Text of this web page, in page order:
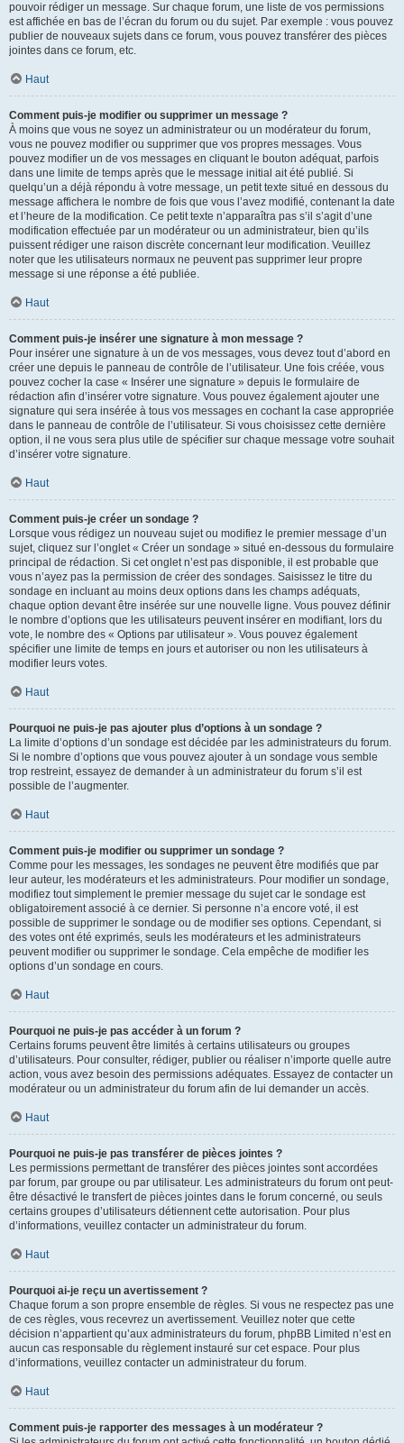
pouvoir rédiger un message. Sur chaque forum, une liste de vos permissions
est affichée en bas de l’écran du forum ou du sujet. Par exemple : vous pouvez
publier de nouveaux sujets dans ce forum, vous pouvez transférer des pièces
jointes dans ce forum, etc.
Haut
Comment puis-je modifier ou supprimer un message ?
À moins que vous ne soyez un administrateur ou un modérateur du forum,
vous ne pouvez modifier ou supprimer que vos propres messages. Vous
pouvez modifier un de vos messages en cliquant le bouton adéquat, parfois
dans une limite de temps après que le message initial ait été publié. Si
quelqu’un a déjà répondu à votre message, un petit texte situé en dessous du
message affichera le nombre de fois que vous l’avez modifié, contenant la date
et l’heure de la modification. Ce petit texte n’apparaîtra pas s’il s’agit d’une
modification effectuée par un modérateur ou un administrateur, bien qu’ils
puissent rédiger une raison discrète concernant leur modification. Veuillez
noter que les utilisateurs normaux ne peuvent pas supprimer leur propre
message si une réponse a été publiée.
Haut
Comment puis-je insérer une signature à mon message ?
Pour insérer une signature à un de vos messages, vous devez tout d’abord en
créer une depuis le panneau de contrôle de l’utilisateur. Une fois créée, vous
pouvez cocher la case « Insérer une signature » depuis le formulaire de
rédaction afin d’insérer votre signature. Vous pouvez également ajouter une
signature qui sera insérée à tous vos messages en cochant la case appropriée
dans le panneau de contrôle de l’utilisateur. Si vous choisissez cette dernière
option, il ne vous sera plus utile de spécifier sur chaque message votre souhait
d’insérer votre signature.
Haut
Comment puis-je créer un sondage ?
Lorsque vous rédigez un nouveau sujet ou modifiez le premier message d’un
sujet, cliquez sur l’onglet « Créer un sondage » situé en-dessous du formulaire
principal de rédaction. Si cet onglet n’est pas disponible, il est probable que
vous n’ayez pas la permission de créer des sondages. Saisissez le titre du
sondage en incluant au moins deux options dans les champs adéquats,
chaque option devant être insérée sur une nouvelle ligne. Vous pouvez définir
le nombre d’options que les utilisateurs peuvent insérer en modifiant, lors du
vote, le nombre des « Options par utilisateur ». Vous pouvez également
spécifier une limite de temps en jours et autoriser ou non les utilisateurs à
modifier leurs votes.
Haut
Pourquoi ne puis-je pas ajouter plus d’options à un sondage ?
La limite d’options d’un sondage est décidée par les administrateurs du forum.
Si le nombre d’options que vous pouvez ajouter à un sondage vous semble
trop restreint, essayez de demander à un administrateur du forum s’il est
possible de l’augmenter.
Haut
Comment puis-je modifier ou supprimer un sondage ?
Comme pour les messages, les sondages ne peuvent être modifiés que par
leur auteur, les modérateurs et les administrateurs. Pour modifier un sondage,
modifiez tout simplement le premier message du sujet car le sondage est
obligatoirement associé à ce dernier. Si personne n’a encore voté, il est
possible de supprimer le sondage ou de modifier ses options. Cependant, si
des votes ont été exprimés, seuls les modérateurs et les administrateurs
peuvent modifier ou supprimer le sondage. Cela empêche de modifier les
options d’un sondage en cours.
Haut
Pourquoi ne puis-je pas accéder à un forum ?
Certains forums peuvent être limités à certains utilisateurs ou groupes
d’utilisateurs. Pour consulter, rédiger, publier ou réaliser n’importe quelle autre
action, vous avez besoin des permissions adéquates. Essayez de contacter un
modérateur ou un administrateur du forum afin de lui demander un accès.
Haut
Pourquoi ne puis-je pas transférer de pièces jointes ?
Les permissions permettant de transférer des pièces jointes sont accordées
par forum, par groupe ou par utilisateur. Les administrateurs du forum ont peut-
être désactivé le transfert de pièces jointes dans le forum concerné, ou seuls
certains groupes d’utilisateurs détiennent cette autorisation. Pour plus
d’informations, veuillez contacter un administrateur du forum.
Haut
Pourquoi ai-je reçu un avertissement ?
Chaque forum a son propre ensemble de règles. Si vous ne respectez pas une
de ces règles, vous recevrez un avertissement. Veuillez noter que cette
décision n’appartient qu’aux administrateurs du forum, phpBB Limited n’est en
aucun cas responsable du règlement instauré sur cet espace. Pour plus
d’informations, veuillez contacter un administrateur du forum.
Haut
Comment puis-je rapporter des messages à un modérateur ?